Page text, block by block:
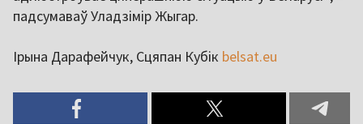
падсумаваў Уладзімір Жыгар.
Ірына Дарафейчук, Сцяпан Кубік belsat.eu